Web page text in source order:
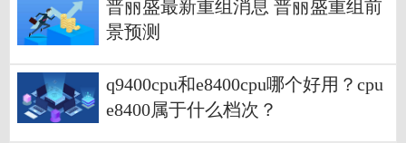
普丽盛最新重组消息 普丽盛重组前
景预测
q9400cpu和e8400cpu哪个好用？cpu
e8400属于什么档次？